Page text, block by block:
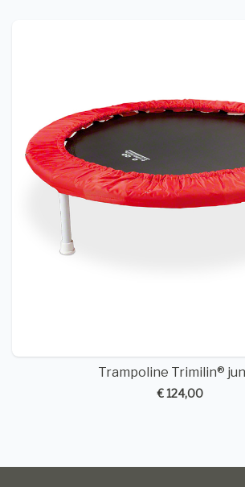
Trampoline Trimilin®
€ 124,00